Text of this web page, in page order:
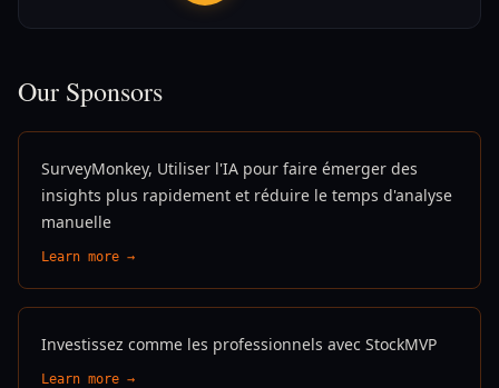
Our Sponsors
SurveyMonkey, Utiliser l'IA pour faire émerger des
insights plus rapidement et réduire le temps d'analyse
manuelle
Learn more →
Investissez comme les professionnels avec StockMVP
Learn more →